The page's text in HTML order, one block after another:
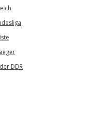
DDR